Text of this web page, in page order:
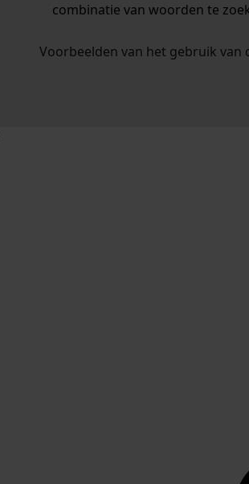
combinatie van woorden te
Voorbeelden van het gebruik